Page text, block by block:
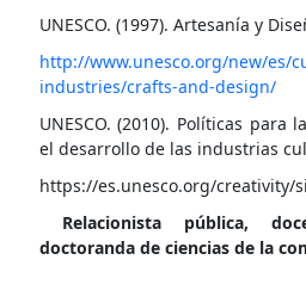
UNESCO. (1997). Artesanía y
http://www.unesco.org/new/es/
industries/crafts-and-design/
UNESCO. (2010). Políticas para
el desarrollo de las industrias
https://es.unesco.org/creativity/
Relacionista pública,
doctoranda de ciencias de la